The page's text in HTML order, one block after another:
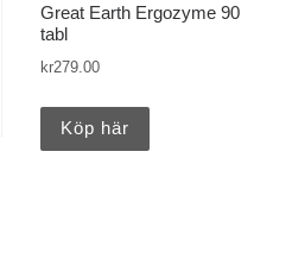
Great Earth Ergozyme 90
tabl
kr279.00
Köp här